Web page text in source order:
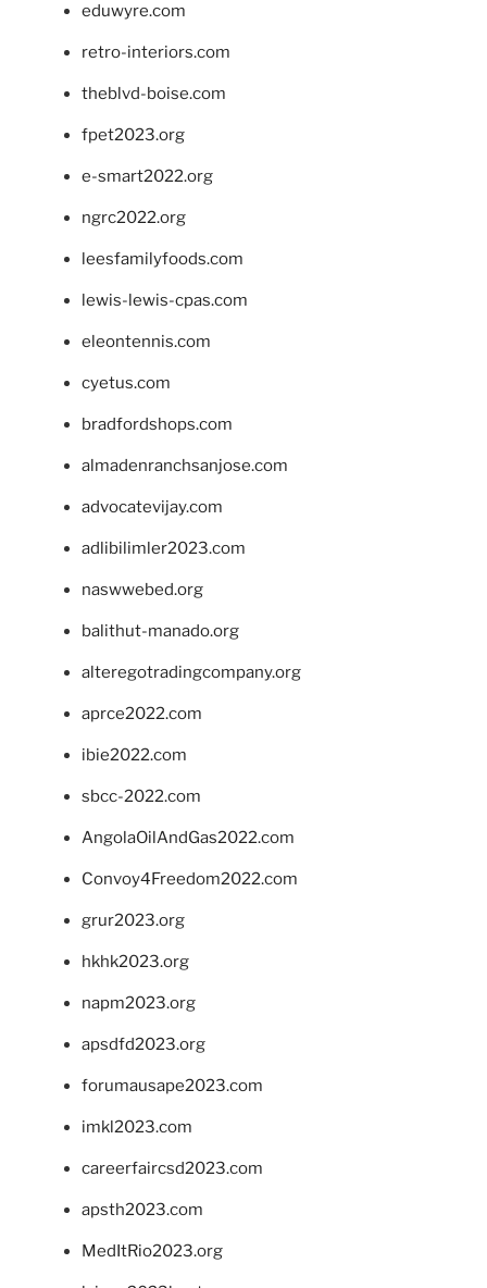
eduwyre.com
retro-interiors.com
theblvd-boise.com
fpet2023.org
e-smart2022.org
ngrc2022.org
leesfamilyfoods.com
lewis-lewis-cpas.com
eleontennis.com
cyetus.com
bradfordshops.com
almadenranchsanjose.com
advocatevijay.com
adlibilimler2023.com
naswwebed.org
balithut-manado.org
alteregotradingcompany.org
aprce2022.com
ibie2022.com
sbcc-2022.com
AngolaOilAndGas2022.com
Convoy4Freedom2022.com
grur2023.org
hkhk2023.org
napm2023.org
apsdfd2023.org
forumausape2023.com
imkl2023.com
careerfaircsd2023.com
apsth2023.com
MedItRio2023.org